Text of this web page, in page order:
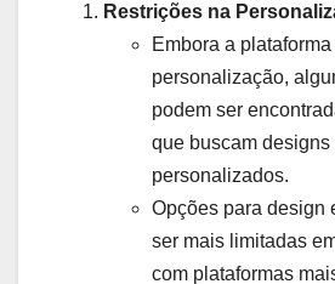
Restrições na
Embora a
personalização,
podem ser
que buscam designs
personalizados.
Opções para design
ser mais limitadas
com plataformas